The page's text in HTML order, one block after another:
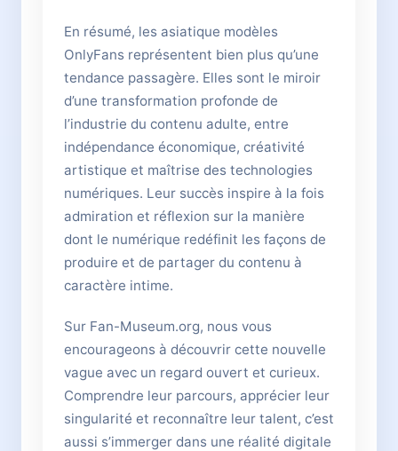
En résumé, les asiatique modèles
OnlyFans représentent bien plus qu’une
tendance passagère. Elles sont le miroir
d’une transformation profonde de
l’industrie du contenu adulte, entre
indépendance économique, créativité
artistique et maîtrise des technologies
numériques. Leur succès inspire à la fois
admiration et réflexion sur la manière
dont le numérique redéfinit les façons de
produire et de partager du contenu à
caractère intime.
Sur Fan-Museum.org, nous vous
encourageons à découvrir cette nouvelle
vague avec un regard ouvert et curieux.
Comprendre leur parcours, apprécier leur
singularité et reconnaître leur talent, c’est
aussi s’immerger dans une réalité digitale